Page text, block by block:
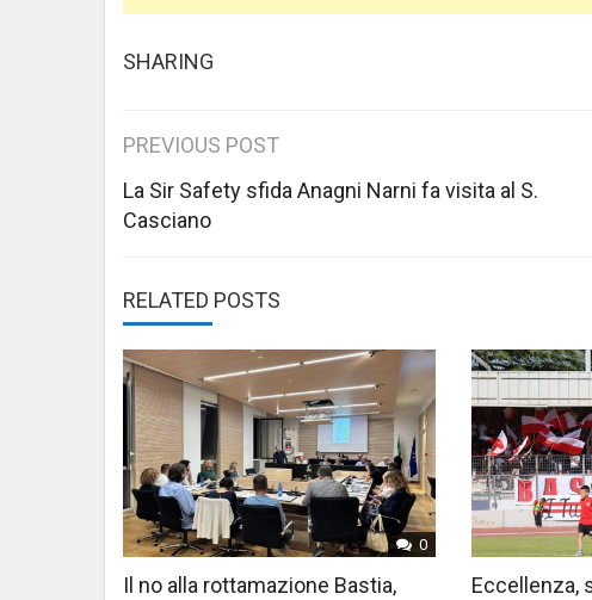
SHARING
Post
navigation
PREVIOUS POST
La Sir Safety sfida Anagni Narni fa visita al S.
Casciano
RELATED POSTS
0
Il no alla rottamazione Bastia,
Eccellenza,